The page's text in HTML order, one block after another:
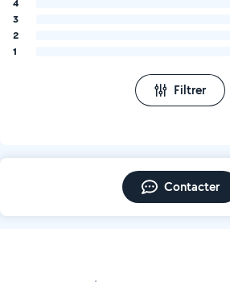
4
3
2
1
Filtrer
Contacter